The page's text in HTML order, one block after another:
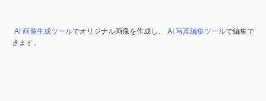
AI 画像生成ツールでオリジナル画像を作成し、 AI 写真編集ツールで編集で
きます。